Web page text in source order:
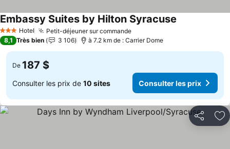
3 ÉtoilesHotel Petit-déjeuner sur commandeConsulter les prix
Embassy Suites by Hilton Syracuse
8,1 Très bien 3 106 à 7.2 km de : Carrier Dome
De 187 $
Consulter les prix de 10 sites Consulter les prix
Partager